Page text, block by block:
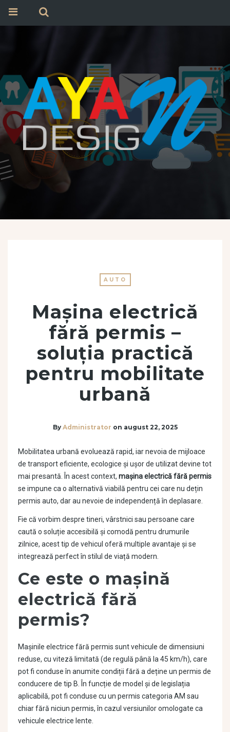
AUTO
Mașina electrică
fără permis –
soluția practică
pentru mobilitate
urbană
By Administrator on august 22, 2025
Mobilitatea urbană evoluează rapid, iar nevoia de mijloace
de transport eficiente, ecologice și ușor de utilizat devine tot
mai presantă. În acest context, mașina electrică fără permis
se impune ca o alternativă viabilă pentru cei care nu dețin
permis auto, dar au nevoie de independență în deplasare.
Fie că vorbim despre tineri, vârstnici sau persoane care
caută o soluție accesibilă și comodă pentru drumurile
zilnice, acest tip de vehicul oferă multiple avantaje și se
integrează perfect în stilul de viață modern.
Ce este o mașină
electrică fără
permis?
Mașinile electrice fără permis sunt vehicule de dimensiuni
reduse, cu viteză limitată (de regulă până la 45 km/h), care
pot fi conduse în anumite condiții fără a deține un permis de
conducere de tip B. În funcție de model și de legislația
aplicabilă, pot fi conduse cu un permis categoria AM sau
chiar fără niciun permis, în cazul versiunilor omologate ca
vehicule electrice lente.